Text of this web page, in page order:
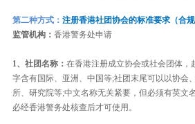
第二种方式： 注册香港社团协会的标准要求（合规
监管机构： 香港警务处申请
1、社团名称： 在香港注册成立协会或社会团体，
字含有国际、亚洲、中国等;社团末尾可以以协会
所、研究院等;中文名称无关紧要，但必须有英文
必经香港警务处核查后才可使用。